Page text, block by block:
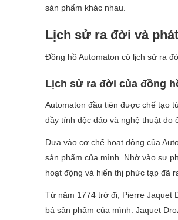
sản phẩm khác nhau.
Lịch sử ra đời và
Đồng hồ Automaton có lịch sử ra
Lịch sử ra đời của đồng
Automaton đầu tiên được chế tạo
đầy tính độc đáo và nghệ thuật do
Dựa vào cơ chế hoạt động của
sản phẩm của mình. Nhờ vào sự
hoạt động và hiển thị phức tạp đã
Từ năm 1774 trở đi, Pierre Jaquet
bá sản phẩm của mình. Jaquet